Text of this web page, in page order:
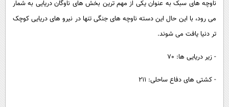
ناوچه های سبک به عنوان یکی از مهم ترین بخش های ناوگان دریایی به شمار
می رود، با این حال این دسته ناوچه های جنگی تنها در نیرو های دریایی کوچک
تر دنیا یافت می شوند.
- زیر دریایی ها: 70
- کشتی های دفاع ساحلی: 211